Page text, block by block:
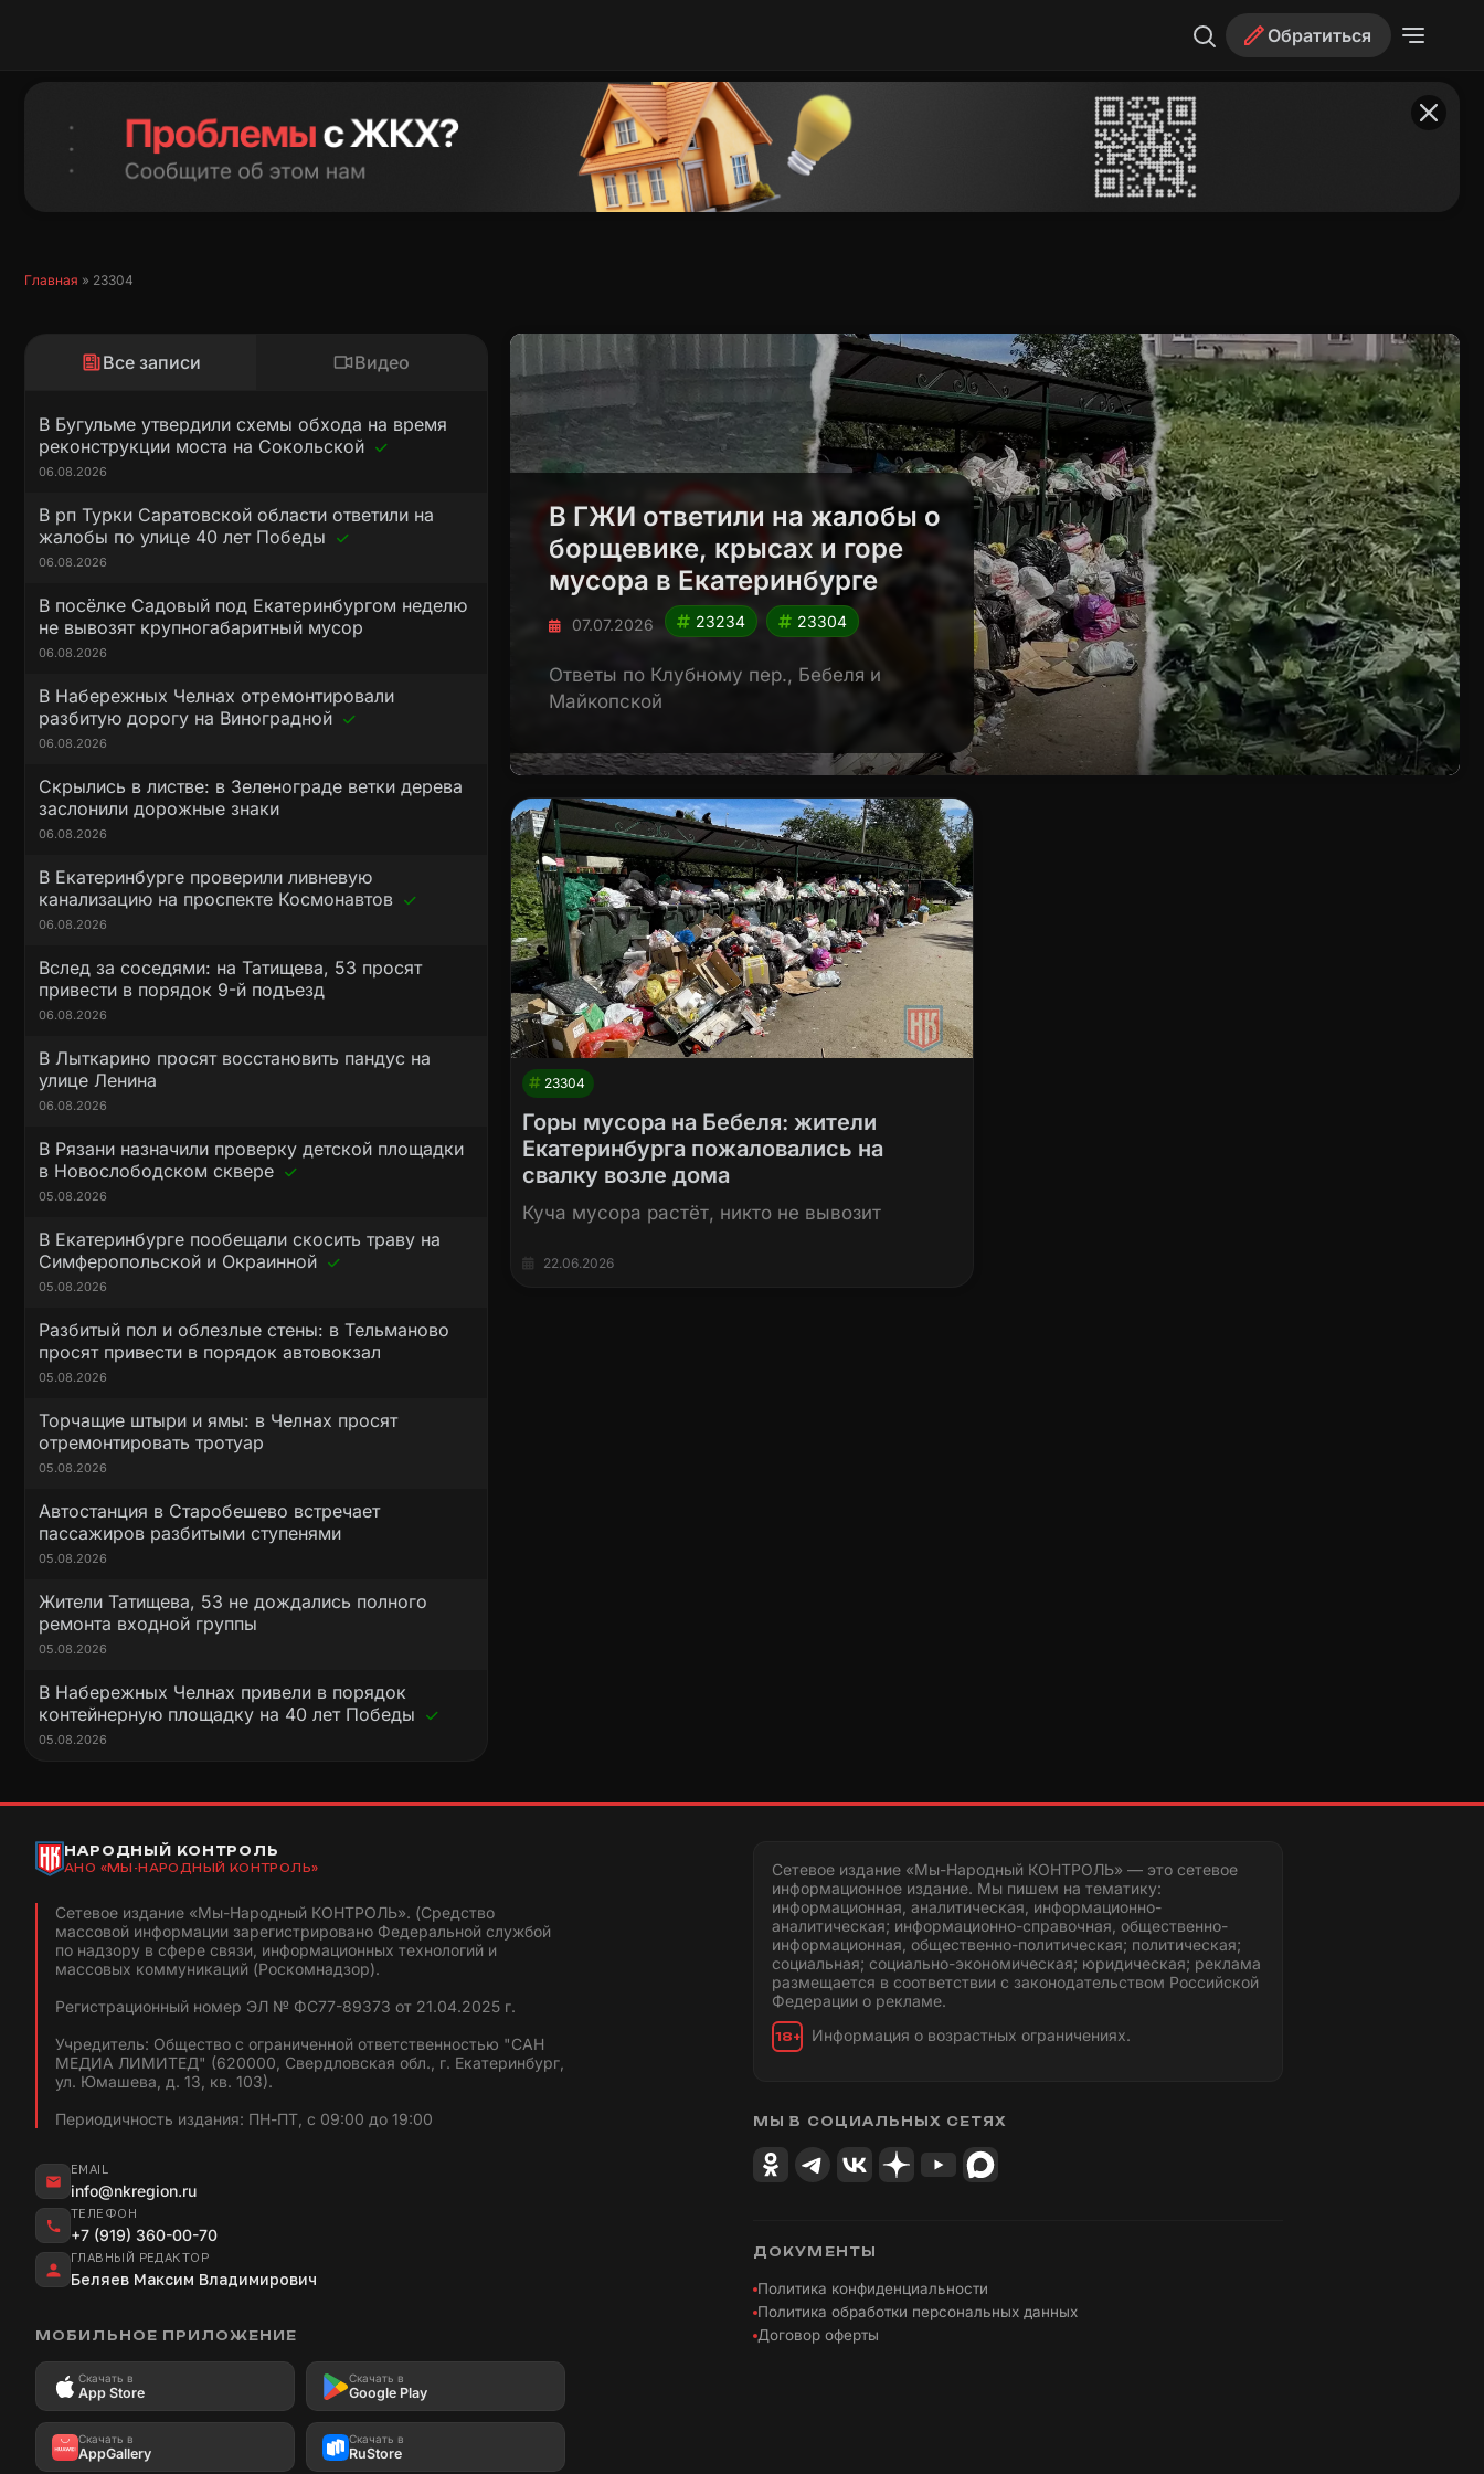
Обратиться
Главная » 23304
Все записи Видео
В Бугульме утвердили схемы обхода на время
реконструкции моста на Сокольской
06.08.2026
В рп Турки Саратовской области ответили на
жалобы по улице 40 лет Победы
06.08.2026
В посёлке Садовый под Екатеринбургом неделю
не вывозят крупногабаритный мусор
06.08.2026
В Набережных Челнах отремонтировали
разбитую дорогу на Виноградной
06.08.2026
Скрылись в листве: в Зеленограде ветки дерева
заслонили дорожные знаки
06.08.2026
В Екатеринбурге проверили ливневую
канализацию на проспекте Космонавтов
06.08.2026
Вслед за соседями: на Татищева, 53 просят
привести в порядок 9-й подъезд
06.08.2026
В Лыткарино просят восстановить пандус на
улице Ленина
06.08.2026
В Рязани назначили проверку детской площадки
в Новослободском сквере
05.08.2026
В Екатеринбурге пообещали скосить траву на
Симферопольской и Окраинной
05.08.2026
Разбитый пол и облезлые стены: в Тельманово
просят привести в порядок автовокзал
05.08.2026
Торчащие штыри и ямы: в Челнах просят
отремонтировать тротуар
05.08.2026
Автостанция в Старобешево встречает
пассажиров разбитыми ступенями
05.08.2026
Жители Татищева, 53 не дождались полного
ремонта входной группы
05.08.2026
В Набережных Челнах привели в порядок
контейнерную площадку на 40 лет Победы
05.08.2026
В ГЖИ ответили на жалобы о
борщевике, крысах и горе
мусора в Екатеринбурге
07.07.2026 23234 23304
Ответы по Клубному пер., Бебеля и
Майкопской
23304
Горы мусора на Бебеля: жители
Екатеринбурга пожаловались на
свалку возле дома
Куча мусора растёт, никто не вывозит
22.06.2026
НАРОДНЫЙ КОНТРОЛЬ
АНО «МЫ-НАРОДНЫЙ КОНТРОЛЬ»
Сетевое издание «Мы-Народный КОНТРОЛЬ». (Средство
массовой информации зарегистрировано Федеральной службой
по надзору в сфере связи, информационных технологий и
массовых коммуникаций (Роскомнадзор).
Регистрационный номер ЭЛ № ФС77-89373 от 21.04.2025 г.
Учредитель: Общество с ограниченной ответственностью "САН
МЕДИА ЛИМИТЕД" (620000, Свердловская обл., г. Екатеринбург,
ул. Юмашева, д. 13, кв. 103).
Периодичность издания: ПН-ПТ, с 09:00 до 19:00
EMAIL
info@nkregion.ru
ТЕЛЕФОН
+7 (919) 360-00-70
ГЛАВНЫЙ РЕДАКТОР
Беляев Максим Владимирович
МОБИЛЬНОЕ ПРИЛОЖЕНИЕ
Скачать в
App Store
Скачать в
Google Play
Скачать в
AppGallery
Скачать в
RuStore
Сетевое издание «Мы-Народный КОНТРОЛЬ» — это сетевое
информационное издание. Мы пишем на тематику:
информационная, аналитическая, информационно-
аналитическая; информационно-справочная, общественно-
информационная, общественно-политическая; политическая;
социальная; социально-экономическая; юридическая; реклама
размещается в соответствии с законодательством Российской
Федерации о рекламе.
18+ Информация о возрастных ограничениях.
МЫ В СОЦИАЛЬНЫХ СЕТЯХ
ДОКУМЕНТЫ
Политика конфиденциальности
Политика обработки персональных данных
Договор оферты